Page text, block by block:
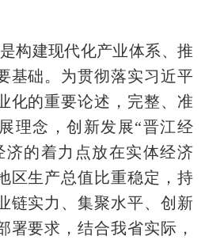
构建现代化产业体系、推
基础。为贯彻落实习近平
化的重要论述，完整、准
理念，创新发展“晋江经
济的着力点放在实体经济
区生产总值比重稳定，持
链实力、集聚水平、创新
署要求，结合我省实际，